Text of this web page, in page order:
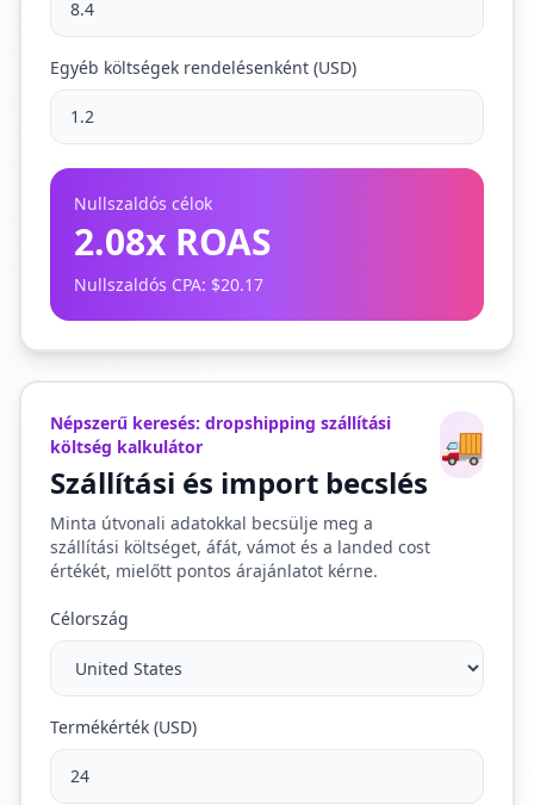
Egyéb költségek rendelésenként (USD)
Nullszaldós célok
2.08x ROAS
Nullszaldós CPA: $20.17
Népszerű keresés: dropshipping szállítási
költség kalkulátor
Szállítási és import becslés
Minta útvonali adatokkal becsülje meg a
szállítási költséget, áfát, vámot és a landed cost
értékét, mielőtt pontos árajánlatot kérne.
🚚
Célország
Termékérték (USD)